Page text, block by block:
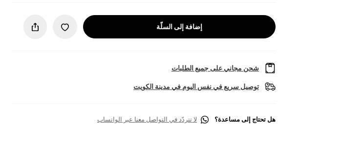
إضافة إلى السلّة
شحن مجاني على جميع الطلبات
توصيل سريع في نفس اليوم في مدينة الكويت
هل تحتاج إلى مساعدة؟ لا تتردّد في التواصل معنا عبر الواتساب